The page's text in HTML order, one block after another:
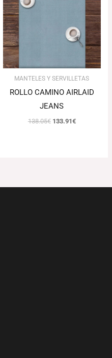
MANTELES Y SERVILLETAS
ROLLO CAMINO AIRLAID
JEANS
138.05€ 133.91€
133.91€.